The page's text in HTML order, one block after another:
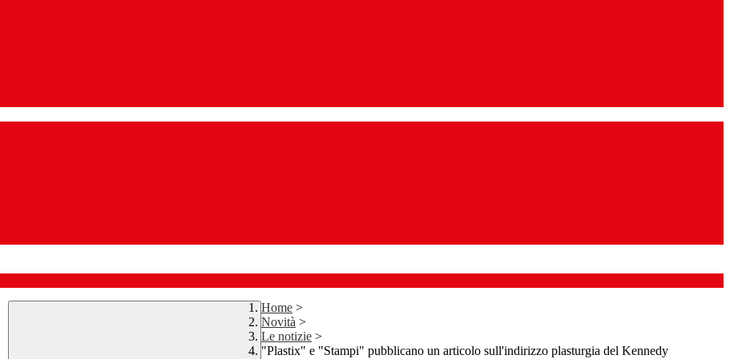
Home >
Novità >
Le notizie >
"Plastix" e "Stampi" pubblicano un articolo sull'indirizzo plasturgia del Kennedy